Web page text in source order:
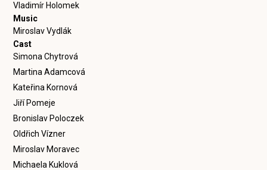
Vladimír Holomek
Music
Miroslav Vydlák
Cast
Simona Chytrová
Martina Adamcová
Kateřina Kornová
Jiří Pomeje
Bronislav Poloczek
Oldřich Vízner
Miroslav Moravec
Michaela Kuklová